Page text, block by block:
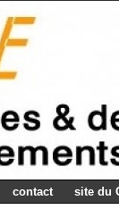
contact site du